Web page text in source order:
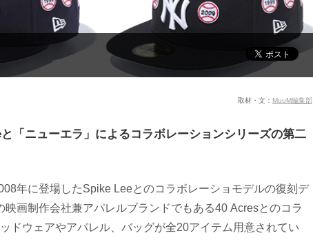
取材・文： MuuM編集部
「ニューエラ」によるコラボレーションシリーズの第二
年に登場したSpike Leeとのコラボレーショモデルの復刻デ
映画制作会社兼アパレルブランドでもある40 Acresとのコラ
ドウェアやアパレル、バッグが全20アイテム用意されてい